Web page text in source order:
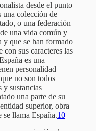
desde el punto
una colección de
o una federación
una vida común y
que se han formado
sus caracteres las
es una
personalidad
no son todos
y sustancias
una parte de su
superior, obra
llama España.10